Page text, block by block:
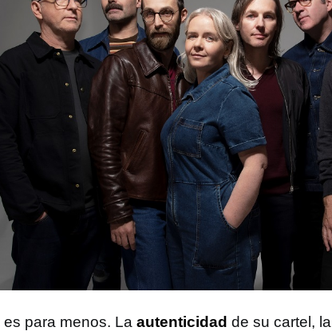
es para menos. La autenticidad de su cartel, la